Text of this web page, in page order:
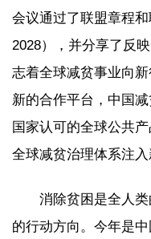
会议通过了联盟章程
2028），并分享了反
志着全球减贫事业向
新的合作平台，中国
国家认可的全球公共
全球减贫治理体系注入
消除贫困是全人
的行动方向。今年是